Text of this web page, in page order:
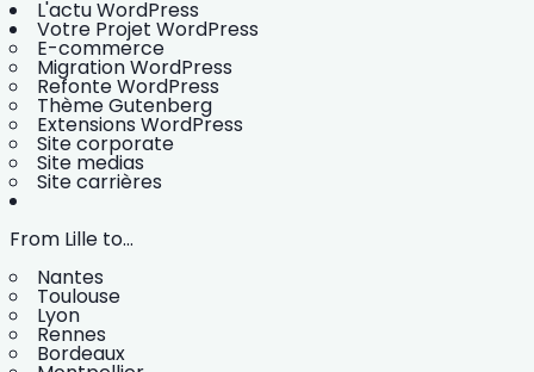
L'actu WordPress
Votre Projet WordPress
E-commerce
Migration WordPress
Refonte WordPress
Thème Gutenberg
Extensions WordPress
Site corporate
Site medias
Site carrières
From Lille to...
Nantes
Toulouse
Lyon
Rennes
Bordeaux